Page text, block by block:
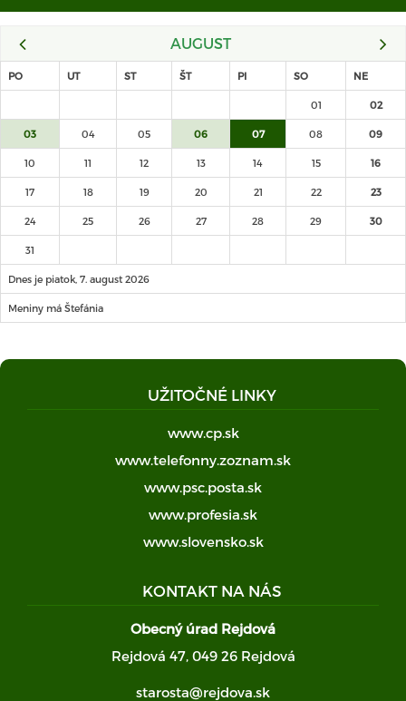
AUGUST
PO UT ST ŠT PI SO NE
01 02
03 04 05 06 07 08 09
10 11 12 13 14 15 16
17 18 19 20 21 22 23
24 25 26 27 28 29 30
31
Dnes je piatok, 7. august 2026
Meniny má Štefánia
UŽITOČNÉ LINKY
www.cp.sk
www.telefonny.zoznam.sk
www.psc.posta.sk
www.profesia.sk
www.slovensko.sk
KONTAKT NA NÁS
Obecný úrad Rejdová
Rejdová 47, 049 26 Rejdová
starosta@rejdova.sk